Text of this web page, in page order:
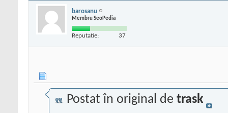
barosanu
Membru SeoPedia
Reputatie: 37
Postat în original de trask